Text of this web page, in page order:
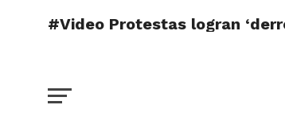
#Video Protestas logran